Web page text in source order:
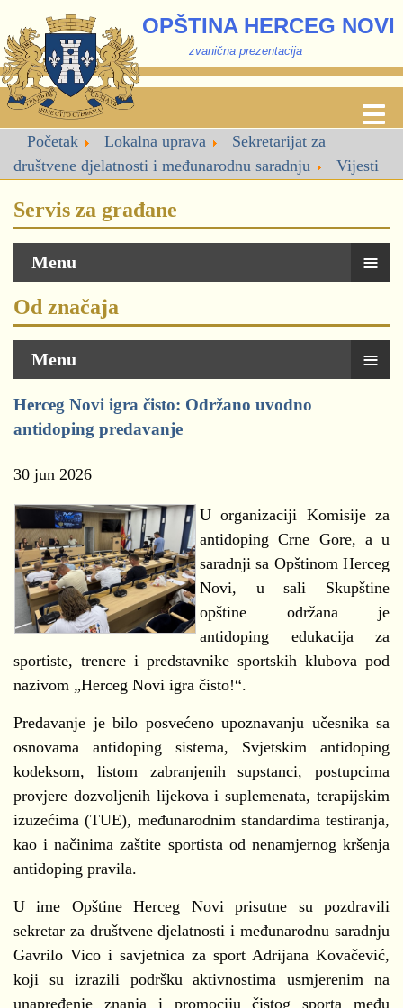
OPŠTINA HERCEG NOVI
zvanična prezentacija
Početak Lokalna uprava
Sekretarijat za
društvene djelatnosti i međunarodnu saradnju
Vijesti
Servis za građane
Menu ≡
Od značaja
Menu ≡
Herceg Novi igra čisto: Održano uvodno
antidoping predavanje
30 jun 2026
U organizaciji Komisije za
antidoping Crne Gore, a u
saradnji sa Opštinom Herceg
Novi, u sali Skupštine
opštine održana je
antidoping edukacija za
sportiste, trenere i predstavnike sportskih klubova pod
nazivom „Herceg Novi igra čisto!“.
Predavanje je bilo posvećeno upoznavanju učesnika sa
osnovama antidoping sistema, Svjetskim antidoping
kodeksom, listom zabranjenih supstanci, postupcima
provjere dozvoljenih lijekova i suplemenata, terapijskim
izuzećima (TUE), međunarodnim standardima testiranja,
kao i načinima zaštite sportista od nenamjernog kršenja
antidoping pravila.
U ime Opštine Herceg Novi prisutne su pozdravili
sekretar za društvene djelatnosti i međunarodnu saradnju
Gavrilo Vico i savjetnica za sport Adrijana Kovačević,
koji su izrazili podršku aktivnostima usmjerenim na
unapređenje znanja i promociju čistog sporta među